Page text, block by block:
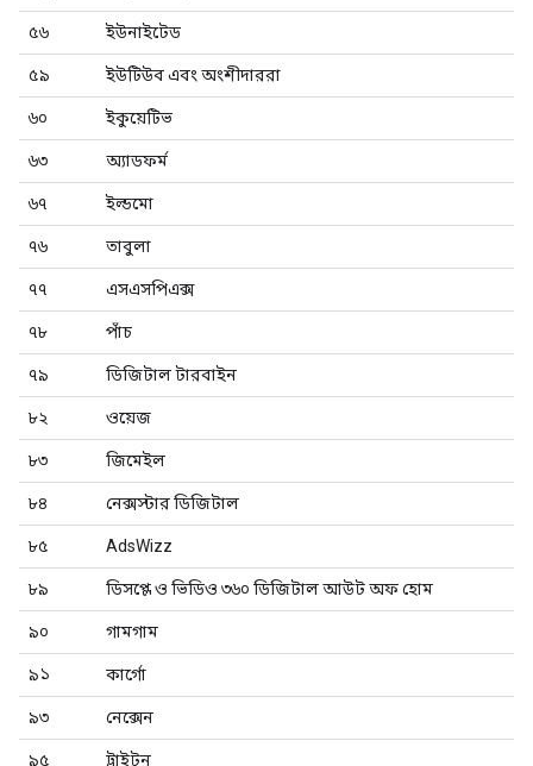
৫৬ ইউনাইটেড
৫৯ ইউটিউব এবং অংশীদাররা
৬০ ইকুয়েটিভ
৬৩ অ্যাডফর্ম
৬৭ ইল্ডমো
৭৬ তাবুলা
৭৭ এসএসপিএক্স
৭৮ পাঁচ
৭৯ ডিজিটাল টারবাইন
৮২ ওয়েজ
৮৩ জিমেইল
৮৪ নেক্সস্টার ডিজিটাল
৮৫ AdsWizz
৮৯ ডিসপ্লে ও ভিডিও ৩৬০ ডিজিটাল আউট অফ হোম
৯০ গামগাম
৯১ কার্গো
৯৩ নেক্সেন
৯৫ ট্রাইটন